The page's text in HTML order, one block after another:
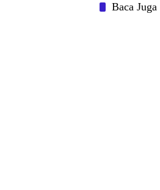
Baca Juga